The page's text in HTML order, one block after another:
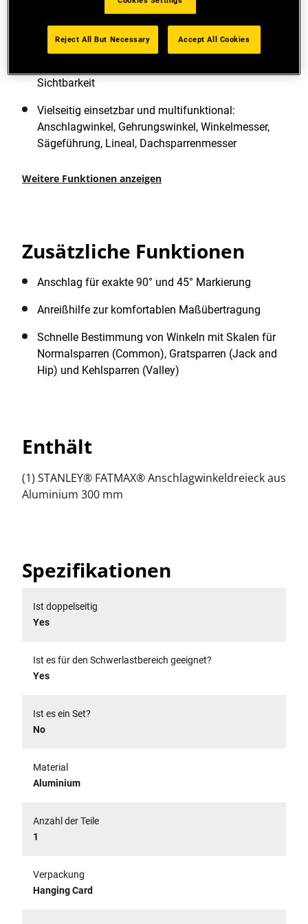
Hochwertiges Anschlagwinkeldreieck
(Sparrenwinkel, Rafter Square) aus robustem
Aluminium mit mm/cm Skala
Sichtbarkeit
Vielseitig einsetzbar und multifunktional:
Anschlagwinkel, Gehrungswinkel, Winkelmesser,
Sägeführung, Lineal, Dachsparrenmesser
Weitere Funktionen anzeigen
Zusätzliche Funktionen
Anschlag für exakte 90° und 45° Markierung
Anreißhilfe zur komfortablen Maßübertragung
Schnelle Bestimmung von Winkeln mit Skalen für
Normalsparren (Common), Gratsparren (Jack and
Hip) und Kehlsparren (Valley)
Enthält
(1) STANLEY® FATMAX® Anschlagwinkeldreieck aus
Aluminium 300 mm
Spezifikationen
Ist doppelseitig
Yes
Ist es für den Schwerlastbereich geeignet?
Yes
Ist es ein Set?
No
Material
Aluminium
Anzahl der Teile
1
Verpackung
Hanging Card
Reject All But Necessary Accept All Cookies